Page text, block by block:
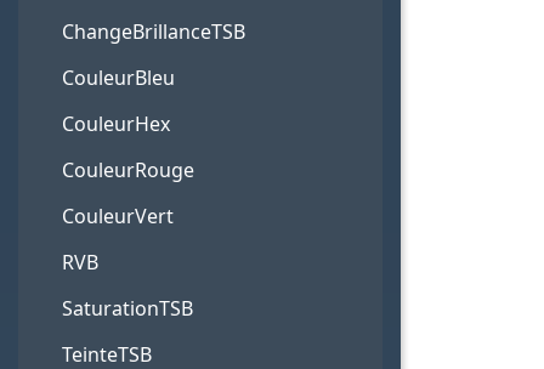
ChangeBrillanceTSB
CouleurBleu
CouleurHex
CouleurRouge
CouleurVert
RVB
SaturationTSB
TeinteTSB